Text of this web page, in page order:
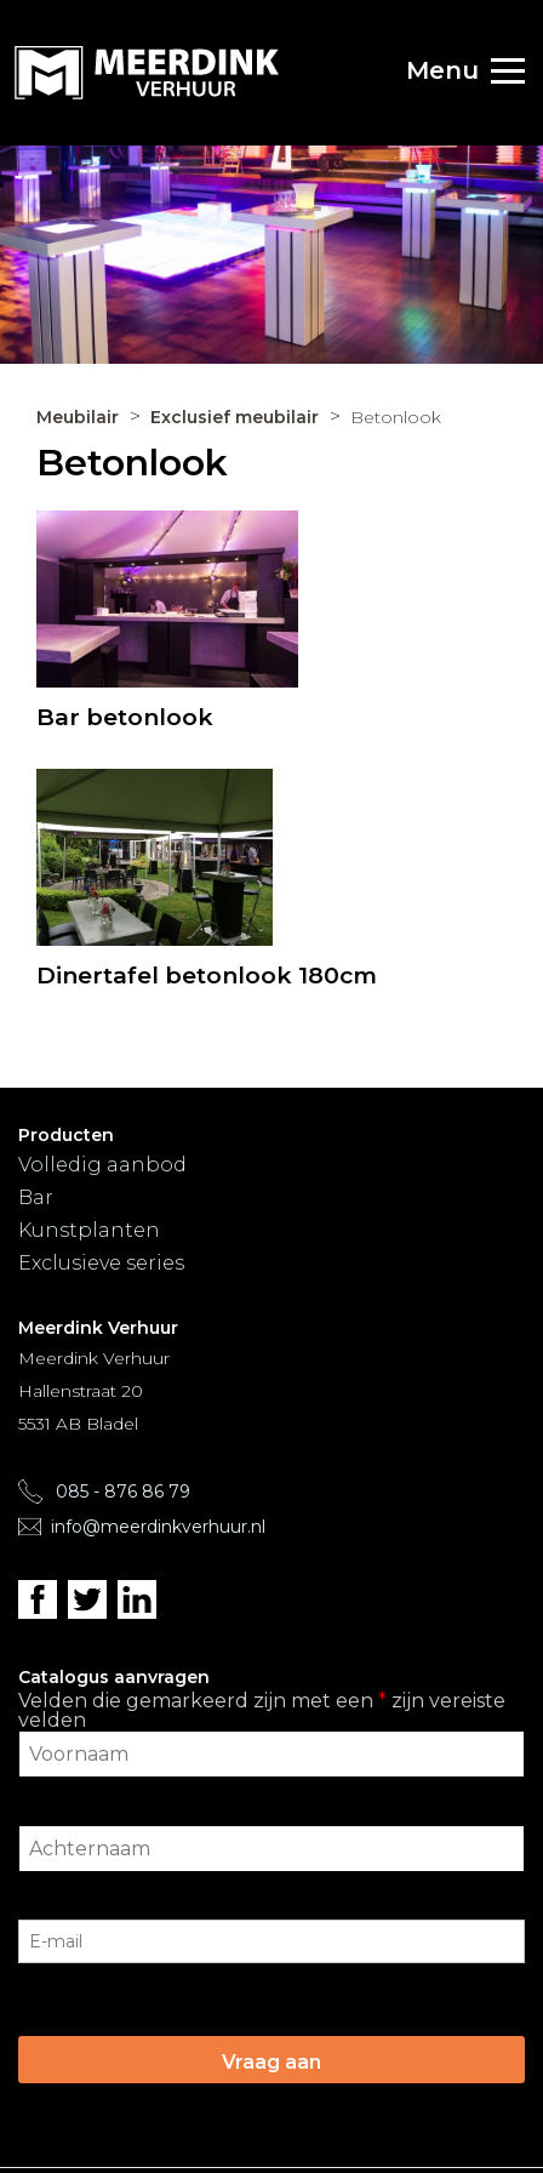
Menu
Meubilair Exclusief meubilair Betonlook
Betonlook
Bar betonlook
Dinertafel betonlook 180cm
Producten
Volledig aanbod
Bar
Kunstplanten
Exclusieve series
Meerdink Verhuur
Meerdink Verhuur
Hallenstraat 20
5531 AB Bladel
085 - 876 86 79
info@meerdinkverhuur.nl
Catalogus aanvragen
Velden die gemarkeerd zijn met een * zijn vereiste
velden